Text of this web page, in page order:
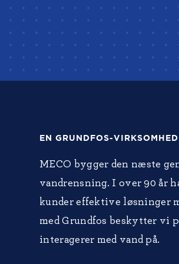
EN GRUNDFOS-VIRKSOMHED
MECO bygger den næste
vandrensning. I over 90 år
kunder effektive løsninger
med Grundfos beskytter vi
interagerer med vand på.